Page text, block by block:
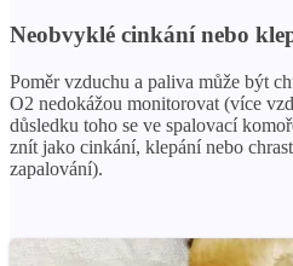
Neobvyklé cinkání nebo
Poměr vzduchu a paliva může být
O2 nedokážou monitorovat (více
důsledku toho se ve spalovací
znít jako cinkání, klepání nebo
zapalování).